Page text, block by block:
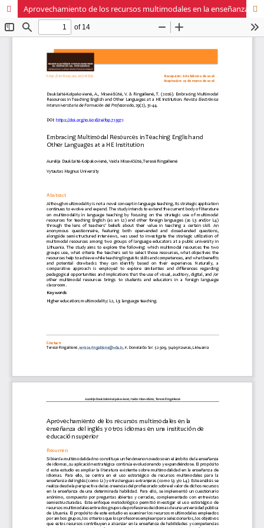
Aprovechamiento de los recursos multimodales en la enseñanza del inglés y otros idiomas en una institución de educación superior